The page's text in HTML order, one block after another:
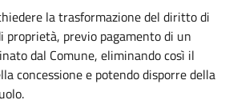
la trasformazione del diritto di
previo pagamento di un
dal Comune, eliminando così il
concessione e potendo disporre della